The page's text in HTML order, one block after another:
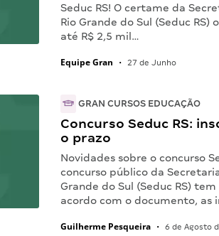
Seduc RS! O certame da
Rio Grande do Sul (Seduc
até R$ 2,5 mil…
Equipe Gran • 27 de Junho
GRAN CURSOS EDUCAÇÃO
Concurso Seduc RS:
o prazo
Novidades sobre o concurso
concurso público da
Grande do Sul (Seduc RS)
acordo com o documento, as
Guilherme Pesqueira • 6 de Agosto